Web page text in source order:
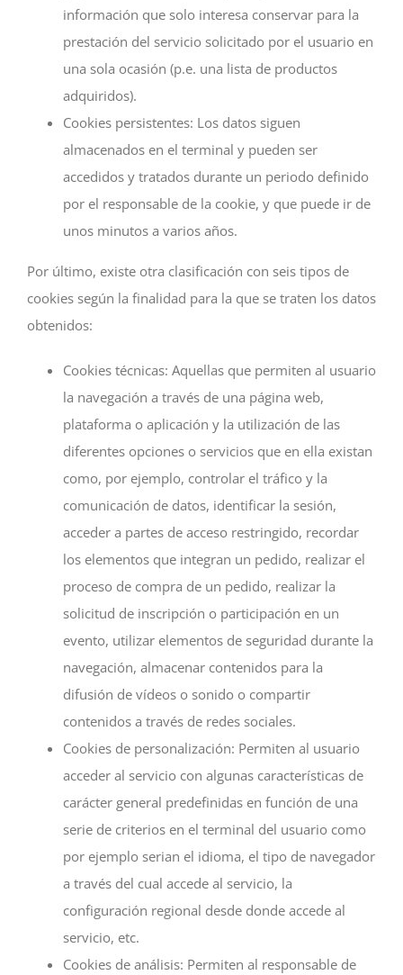
información que solo interesa conservar para la
prestación del servicio solicitado por el usuario en
una sola ocasión (p.e. una lista de productos
adquiridos).
Cookies persistentes: Los datos siguen
almacenados en el terminal y pueden ser
accedidos y tratados durante un periodo definido
por el responsable de la cookie, y que puede ir de
unos minutos a varios años.
Por último, existe otra clasificación con seis tipos de
cookies según la finalidad para la que se traten los datos
obtenidos:
Cookies técnicas: Aquellas que permiten al usuario
la navegación a través de una página web,
plataforma o aplicación y la utilización de las
diferentes opciones o servicios que en ella existan
como, por ejemplo, controlar el tráfico y la
comunicación de datos, identificar la sesión,
acceder a partes de acceso restringido, recordar
los elementos que integran un pedido, realizar el
proceso de compra de un pedido, realizar la
solicitud de inscripción o participación en un
evento, utilizar elementos de seguridad durante la
navegación, almacenar contenidos para la
difusión de vídeos o sonido o compartir
contenidos a través de redes sociales.
Cookies de personalización: Permiten al usuario
acceder al servicio con algunas características de
carácter general predefinidas en función de una
serie de criterios en el terminal del usuario como
por ejemplo serian el idioma, el tipo de navegador
a través del cual accede al servicio, la
configuración regional desde donde accede al
servicio, etc.
Cookies de análisis: Permiten al responsable de